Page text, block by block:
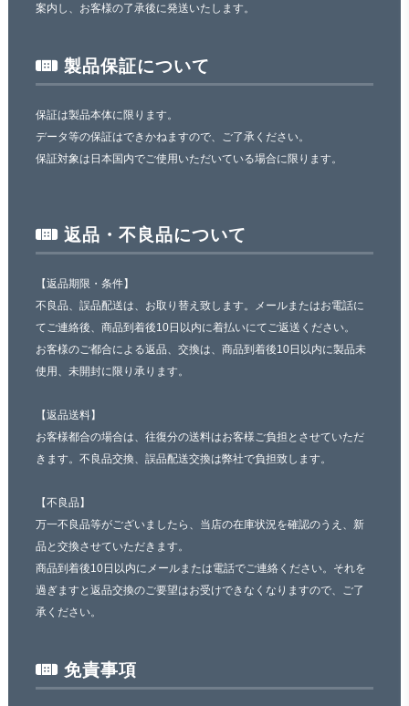
案内し、お客様の了承後に発送いたします。
製品保証について
保証は製品本体に限ります。
データ等の保証はできかねますので、ご了承ください。
保証対象は日本国内でご使用いただいている場合に限ります。
返品・不良品について
【返品期限・条件】
不良品、誤品配送は、お取り替え致します。メールまたはお電話に
てご連絡後、商品到着後10日以内に着払いにてご返送ください。
お客様のご都合による返品、交換は、商品到着後10日以内に製品未
使用、未開封に限り承ります。
【返品送料】
お客様都合の場合は、往復分の送料はお客様ご負担とさせていただ
きます。不良品交換、誤品配送交換は弊社で負担致します。
【不良品】
万一不良品等がございましたら、当店の在庫状況を確認のうえ、新
品と交換させていただきます。
商品到着後10日以内にメールまたは電話でご連絡ください。それを
過ぎますと返品交換のご要望はお受けできなくなりますので、ご了
承ください。
免責事項